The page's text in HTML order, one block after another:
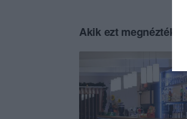
Akik ezt megnézték,